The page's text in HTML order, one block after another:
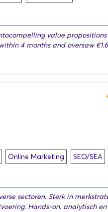
value
4 months and oversaw
Online Marketing
SEO/SEA
sectoren. Sterk in
Hands-on, analytisch en